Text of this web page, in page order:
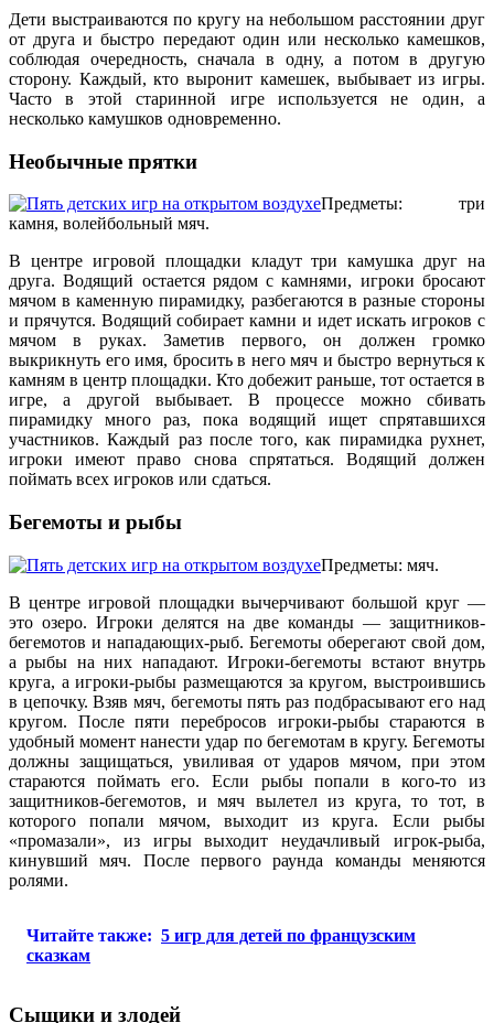
Дети выстраиваются по кругу на небольшом расстоянии друг
от друга и быстро передают один или несколько камешков,
соблюдая очередность, сначала в одну, а потом в другую
сторону. Каждый, кто выронит камешек, выбывает из игры.
Часто в этой старинной игре используется не один, а
несколько камушков одновременно.
Необычные прятки
Предметы: три
камня, волейбольный мяч.
В центре игровой площадки кладут три камушка друг на
друга. Водящий остается рядом с камнями, игроки бросают
мячом в каменную пирамидку, разбегаются в разные стороны
и прячутся. Водящий собирает камни и идет искать игроков с
мячом в руках. Заметив первого, он должен громко
выкрикнуть его имя, бросить в него мяч и быстро вернуться к
камням в центр площадки. Кто добежит раньше, тот остается в
игре, а другой выбывает. В процессе можно сбивать
пирамидку много раз, пока водящий ищет спрятавшихся
участников. Каждый раз после того, как пирамидка рухнет,
игроки имеют право снова спрятаться. Водящий должен
поймать всех игроков или сдаться.
Бегемоты и рыбы
Предметы: мяч.
В центре игровой площадки вычерчивают большой круг —
это озеро. Игроки делятся на две команды — защитников-
бегемотов и нападающих-рыб. Бегемоты оберегают свой дом,
а рыбы на них нападают. Игроки-бегемоты встают внутрь
круга, а игроки-рыбы размещаются за кругом, выстроившись
в цепочку. Взяв мяч, бегемоты пять раз подбрасывают его над
кругом. После пяти перебросов игроки-рыбы стараются в
удобный момент нанести удар по бегемотам в кругу. Бегемоты
должны защищаться, увиливая от ударов мячом, при этом
стараются поймать его. Если рыбы попали в кого-то из
защитников-бегемотов, и мяч вылетел из круга, то тот, в
которого попали мячом, выходит из круга. Если рыбы
«промазали», из игры выходит неудачливый игрок-рыба,
кинувший мяч. После первого раунда команды меняются
ролями.
Читайте также: 5 игр для детей по французским
сказкам
Сыщики и злодей